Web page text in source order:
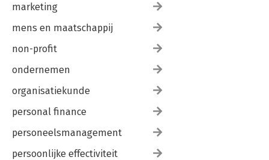
marketing
mens en maatschappij
non-profit
ondernemen
organisatiekunde
personal finance
personeelsmanagement
persoonlijke effectiviteit